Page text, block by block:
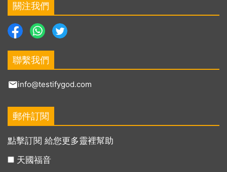
關注我們
聯繫我們
info@testifygod.com
郵件訂閱
點擊訂閱 給您更多靈裡幫助
天國福音